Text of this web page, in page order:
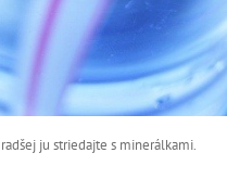
ju striedajte s minerálkami.